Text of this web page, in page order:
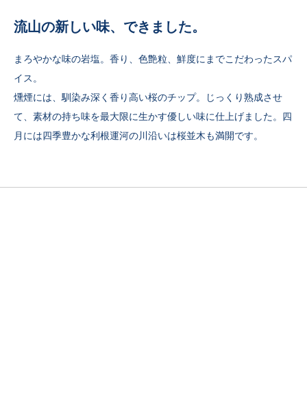
流山の新しい味、できました。
まろやかな味の岩塩。香り、色艶粒、鮮度にまでこだわったスパ
イス。
燻煙には、馴染み深く香り高い桜のチップ。じっくり熟成させ
て、素材の持ち味を最大限に生かす優しい味に仕上げました。四
月には四季豊かな利根運河の川沿いは桜並木も満開です。